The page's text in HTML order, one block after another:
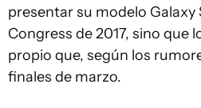
presentar su modelo Galaxy
Congress de 2017, sino que
propio que, según los
finales de marzo.